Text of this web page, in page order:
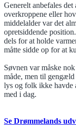
Generelt anbefales
overkroppene eller
middelalder var det
opretsiddende
dels for at holde
måtte sidde op for at
Søvnen var måske
måde, men til
lys og folk ikke havde
med i dag.
Se Drømmelands